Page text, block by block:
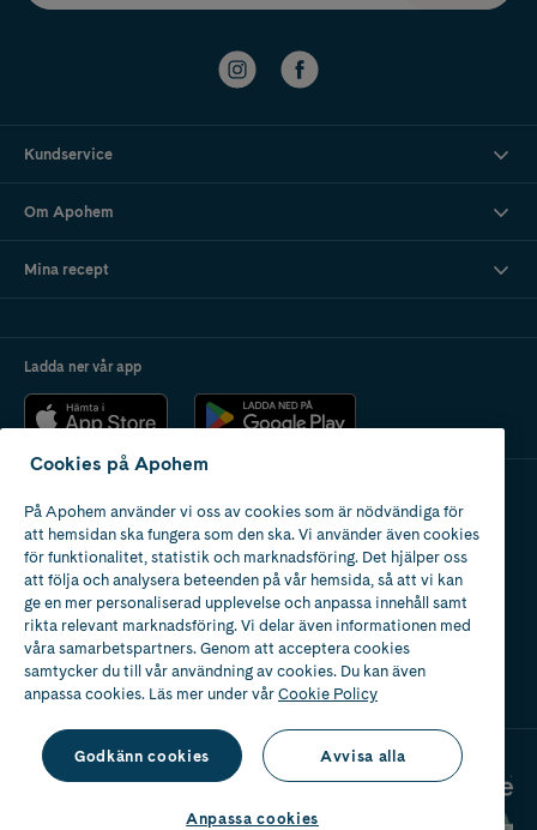
Kundservice
Om Apohem
Mina recept
Ladda ner vår app
Apotek med tillstånd
av Läkemedelsverket
Cookies på Apohem
På Apohem använder vi oss av cookies som är nödvändiga för
att hemsidan ska fungera som den ska. Vi använder även cookies
för funktionalitet, statistik och marknadsföring. Det hjälper oss
att följa och analysera beteenden på vår hemsida, så att vi kan
ge en mer personaliserad upplevelse och anpassa innehåll samt
rikta relevant marknadsföring. Vi delar även informationen med
våra samarbetspartners. Genom att acceptera cookies
samtycker du till vår användning av cookies. Du kan även
anpassa cookies. Läs mer under vårCookie Policy
Godkänn cookies Avvisa alla
Anpassa cookies